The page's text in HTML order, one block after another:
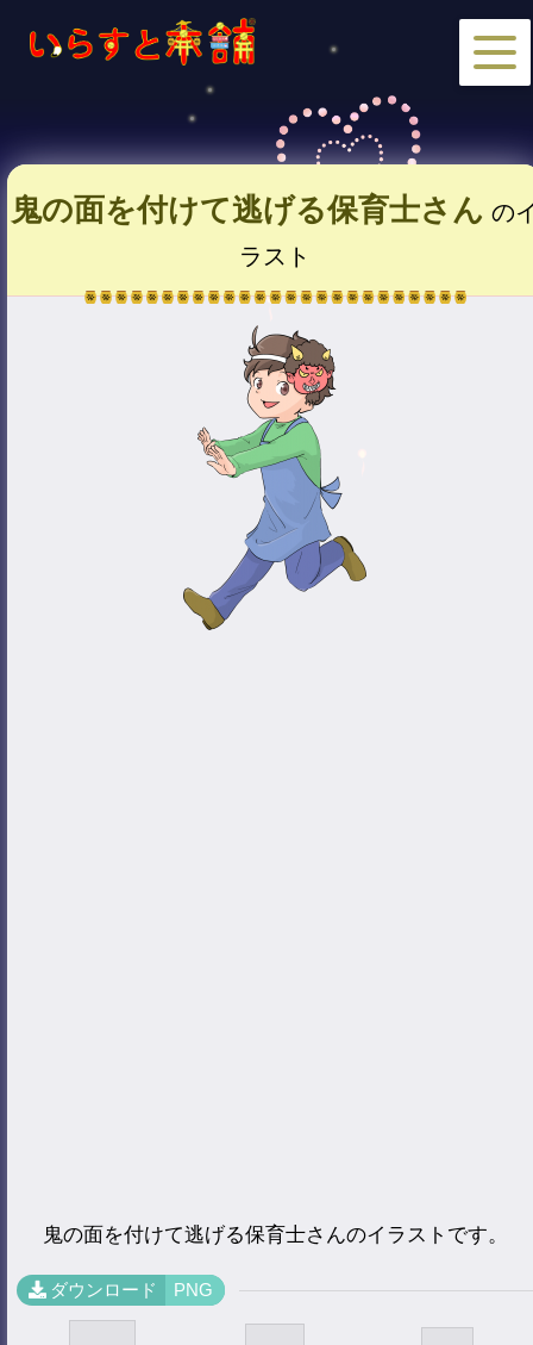
鬼の面を付けて逃げる保育士さん の
ラスト
鬼の面を付けて逃げる保育士さんのイラストです。
ダウンロード PNG